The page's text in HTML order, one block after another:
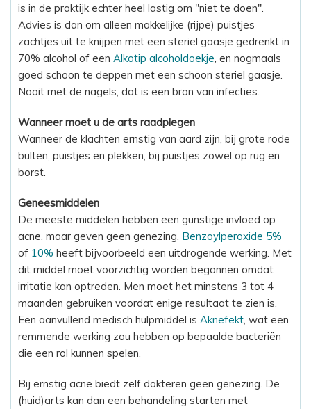
is in de praktijk echter heel lastig om "niet te doen".
Advies is dan om alleen makkelijke (rijpe) puistjes
zachtjes uit te knijpen met een steriel gaasje gedrenkt in
70% alcohol of een Alkotip alcoholdoekje , en nogmaals
goed schoon te deppen met een schoon steriel gaasje.
Nooit met de nagels, dat is een bron van infecties.
Wanneer moet u de arts raadplegen
Wanneer de klachten ernstig van aard zijn, bij grote rode
bulten, puistjes en plekken, bij puistjes zowel op rug en
borst.
Geneesmiddelen
De meeste middelen hebben een gunstige invloed op
acne, maar geven geen genezing. Benzoylperoxide 5%
of 10% heeft bijvoorbeeld een uitdrogende werking. Met
dit middel moet voorzichtig worden begonnen omdat
irritatie kan optreden. Men moet het minstens 3 tot 4
maanden gebruiken voordat enige resultaat te zien is.
Een aanvullend medisch hulpmiddel is Aknefekt , wat een
remmende werking zou hebben op bepaalde bacteriën
die een rol kunnen spelen.
Bij ernstig acne biedt zelf dokteren geen genezing. De
(huid)arts kan dan een behandeling starten met